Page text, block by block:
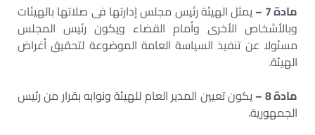
مادة 7 –
يمثل الهيئة رئيس مجلس إدارتها فى صلاتها بالهيئات
وبالأشخاص الأخرى وأمام القضاء ويكون رئيس المجلس
مسئولا عن تنفيذ السياسة العامة الموضوعة لتحقيق أغراض
الهيئة.
مادة 8 –
يكون تعيين المدير العام للهيئة ونوابه بقرار من رئيس
الجمهورية.